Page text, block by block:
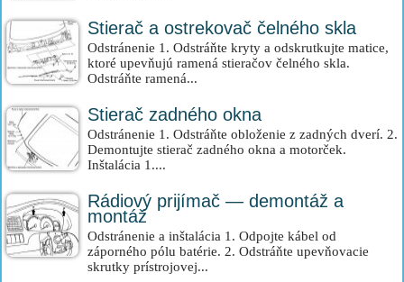
Stierač a ostrekovač čelného skla
Odstránenie 1. Odstráňte kryty a odskrutkujte matice,
ktoré upevňujú ramená stieračov čelného skla.
Odstráňte ramená...
Stierač zadného okna
Odstránenie 1. Odstráňte obloženie z zadných dverí. 2.
Demontujte stierač zadného okna a motorček.
Inštalácia 1....
Rádiový prijímač — demontáž a
montáž
Odstránenie a inštalácia 1. Odpojte kábel od
záporného pólu batérie. 2. Odstráňte upevňovacie
skrutky prístrojovej...